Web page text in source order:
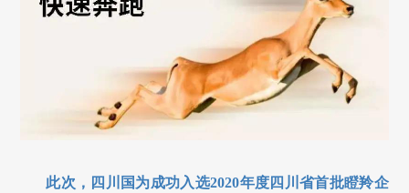
此次，四川国为成功入选2020年度四川省首批瞪羚企